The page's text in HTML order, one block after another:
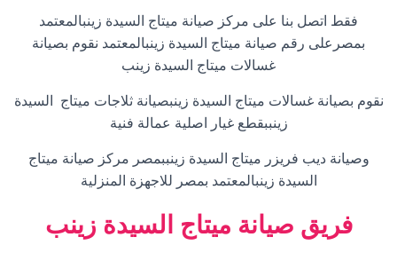
فقط اتصل بنا على مركز صيانة ميتاج السيدة زينبالمعتمد
بمصرعلى رقم صيانة ميتاج السيدة زينبالمعتمد نقوم بصيانة
غسالات ميتاج السيدة زينب
نقوم بصيانة غسالات ميتاج السيدة زينبصيانة ثلاجات ميتاج السيدة
زينببقطع غيار اصلية عمالة فنية
وصيانة ديب فريزر ميتاج السيدة زينببمصر مركز صيانة ميتاج
السيدة زينبالمعتمد بمصر للاجهزة المنزلية
فريق صيانة ميتاج السيدة زينب